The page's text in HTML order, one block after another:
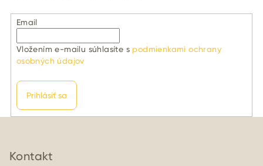
Email
Vložením e-mailu súhlasíte s podmienkami ochrany
osobných údajov
Prihlásiť sa
Kontakt